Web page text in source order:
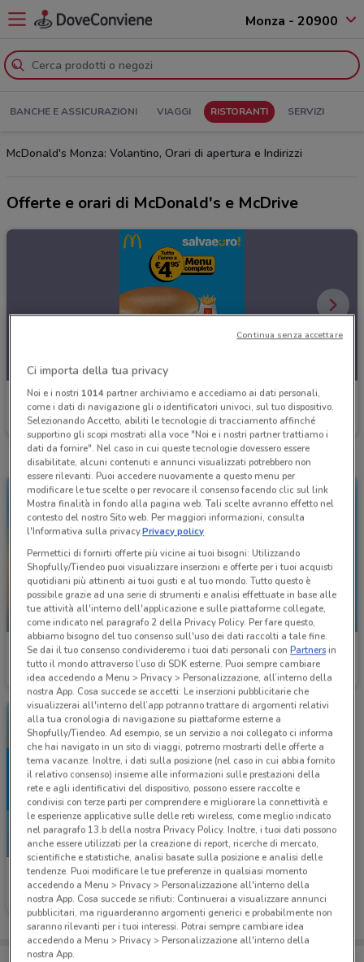
Monza - 20900
BANCHE E ASSICURAZIONI VIAGGI RISTORANTI SERVIZI
McDonald's Monza: Volantino, Orari di apertura e Indirizzi
Offerte e orari di McDonald's e McDrive
McDonald's
Scade oggi
SCADE OGGI
McDonald's
Scade oggi 520 m
SCADE OGGI
McDonald's
Scade oggi 520 m
-4 GIORNI
McDonald's
Scade giovedì 520 m
Ci importa della tua privacy
Noi e i nostri 1014partner archiviamo e accediamo ai dati personali,
come i dati di navigazione gli o identificatori univoci, sul tuo dispositivo.
Selezionando Accetto, abiliti le tecnologie di tracciamento affinché
supportino gli scopi mostrati alla voce "Noi e i nostri partner trattiamo i
dati da fornire". Nel caso in cui queste tecnologie dovessero essere
disabilitate, alcuni contenuti e annunci visualizzati potrebbero non
essere rilevanti. Puoi accedere nuovamente a questo menu per
modificare le tue scelte o per revocare il consenso facendo clic sul link
Mostra finalità in fondo alla pagina web. Tali scelte avranno effetto nel
contesto del nostro Sito web. Per maggiori informazioni, consulta
l'Informativa sulla privacy.Privacy policy
Permettici di fornirti offerte più vicine ai tuoi bisogni: Utilizzando
Shopfully/Tiendeo puoi visualizzare inserzioni e offerte per i tuoi acquisti
quotidiani più attinenti ai tuoi gusti e al tuo mondo. Tutto questo è
possibile grazie ad una serie di strumenti e analisi effettuate in base alle
tue attività all'interno dell'applicazione e sulle piattaforme collegate,
come indicato nel paragrafo 2 della Privacy Policy. Per fare questo,
abbiamo bisogno del tuo consenso sull'uso dei dati raccolti a tale fine.
Se dai il tuo consenso condivideremo i tuoi dati personali conPartnersin
tutto il mondo attraverso l’uso di SDK esterne. Puoi sempre cambiare
idea accedendo a Menu > Privacy > Personalizzazione, all’interno della
nostra App. Cosa succede se accetti: Le inserzioni pubblicitarie che
visualizzerai all'interno dell’app potranno trattare di argomenti relativi
alla tua cronologia di navigazione su piattaforme esterne a
Shopfully/Tiendeo. Ad esempio, se un servizio a noi collegato ci informa
che hai navigato in un sito di viaggi, potremo mostrarti delle offerte a
tema vacanze. Inoltre, i dati sulla posizione (nel caso in cui abbia fornito
il relativo consenso) insieme alle informazioni sulle prestazioni della
rete e agli identificativi del dispositivo, possono essere raccolte e
condivisi con terze parti per comprendere e migliorare la connettività e
le esperienze applicative sulle delle reti wireless, come meglio indicato
nel paragrafo 13.b della nostra Privacy Policy. Inoltre, i tuoi dati possono
anche essere utilizzati per la creazione di report, ricerche di mercato,
scientifiche e statistiche, analisi basate sulla posizione e analisi delle
tendenze. Puoi modificare le tue preferenze in qualsiasi momento
accedendo a Menu > Privacy > Personalizzazione all'interno della
nostra App. Cosa succede se rifiuti: Continuerai a visualizzare annunci
pubblicitari, ma riguarderanno argomenti generici e probabilmente non
saranno rilevanti per i tuoi interessi. Potrai sempre cambiare idea
accedendo a Menu > Privacy > Personalizzazione all'interno della
nostra App.
Continua senza accettare